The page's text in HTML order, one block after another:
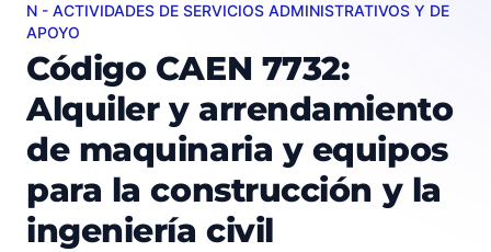
Código CAEN 7732: Alquiler y arrendamiento de
N - ACTIVIDADES DE SERVICIOS ADMINISTRATIVOS Y DE
APOYO
Código CAEN 7732:
Alquiler y arrendamiento
de maquinaria y equipos
para la construcción y la
ingeniería civil